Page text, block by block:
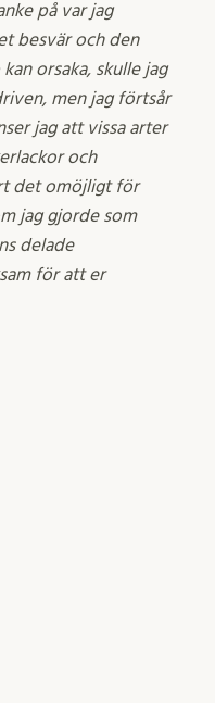
på var jag
besvär och den
orsaka, skulle jag
men jag förtsår
jag att vissa arter
och
det omöjligt för
jag gjorde som
delade
för att er